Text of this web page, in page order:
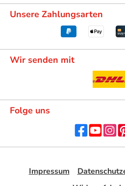
Unsere Zahlungsarten
Wir senden mit
Folge uns
Impressum